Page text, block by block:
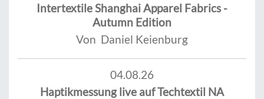
Intertextile Shanghai Apparel Fabrics -
Autumn Edition
Von Daniel Keienburg
04.08.26
Haptikmessung live auf Techtextil NA